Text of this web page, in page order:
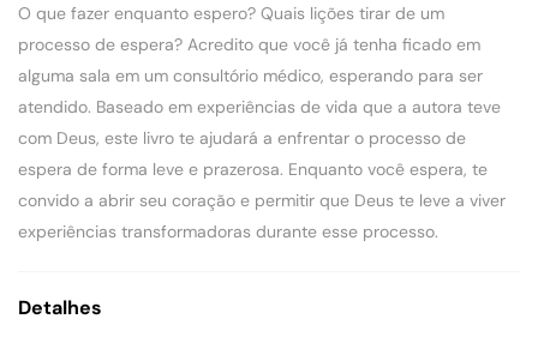
O que fazer enquanto espero? Quais lições tirar de um
processo de espera? Acredito que você já tenha ficado em
alguma sala em um consultório médico, esperando para ser
atendido. Baseado em experiências de vida que a autora teve
com Deus, este livro te ajudará a enfrentar o processo de
espera de forma leve e prazerosa. Enquanto você espera, te
convido a abrir seu coração e permitir que Deus te leve a viver
experiências transformadoras durante esse processo.
Detalhes